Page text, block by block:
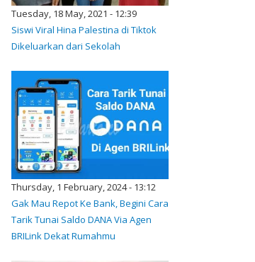
Tuesday, 18 May, 2021 - 12:39
Siswi Viral Hina Palestina di Tiktok
Dikeluarkan dari Sekolah
Thursday, 1 February, 2024 - 13:12
Gak Mau Repot Ke Bank, Begini Cara
Tarik Tunai Saldo DANA Via Agen
BRILink Dekat Rumahmu